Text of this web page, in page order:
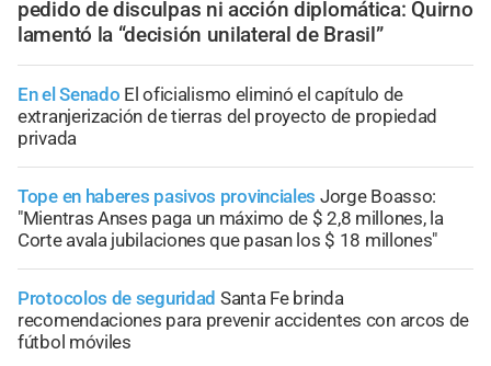
pedido de disculpas ni acción diplomática: Quirno
lamentó la “decisión unilateral de Brasil”
En el Senado El oficialismo eliminó el capítulo de
extranjerización de tierras del proyecto de propiedad
privada
Tope en haberes pasivos provinciales Jorge Boasso:
"Mientras Anses paga un máximo de $ 2,8 millones, la
Corte avala jubilaciones que pasan los $ 18 millones"
Protocolos de seguridad Santa Fe brinda
recomendaciones para prevenir accidentes con arcos de
fútbol móviles